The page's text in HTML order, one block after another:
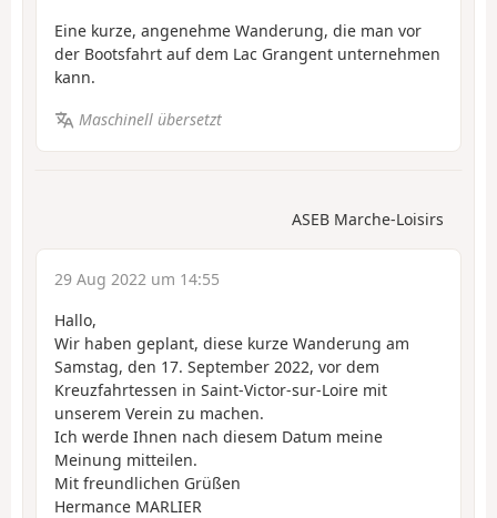
Eine kurze, angenehme Wanderung, die man vor
der Bootsfahrt auf dem Lac Grangent unternehmen
kann.
Maschinell übersetzt
ASEB Marche-Loisirs
29 Aug 2022 um 14:55
Hallo,
Wir haben geplant, diese kurze Wanderung am
Samstag, den 17. September 2022, vor dem
Kreuzfahrtessen in Saint-Victor-sur-Loire mit
unserem Verein zu machen.
Ich werde Ihnen nach diesem Datum meine
Meinung mitteilen.
Mit freundlichen Grüßen
Hermance MARLIER